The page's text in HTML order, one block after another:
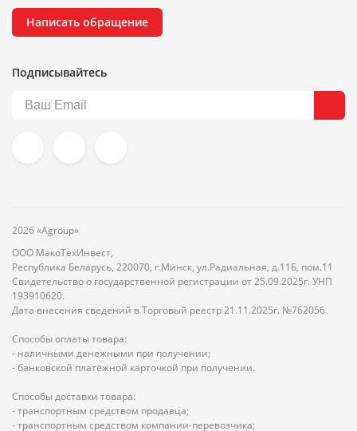
Написать обращение
Подписывайтесь
2026 «Agroup»
ООО МакоТехИнвест,
Республика Беларусь, 220070, г.Минск, ул.Радиальная, д.11Б, пом.11
Свидетельство о государственной регистрации от 25.09.2025г. УНП
193910620.
Дата внесения сведений в Торговый реестр 21.11.2025г. №762056
Способы оплаты товара:
- наличными денежными при получении;
- банковской платёжной карточкой при получении.
Способы доставки товара:
- транспортным средством продавца;
- транспортным средством компании-перевозчика;